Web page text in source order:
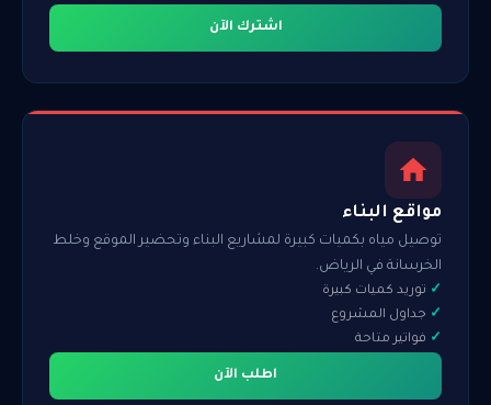
اشترك الآن
مواقع البناء
توصيل مياه بكميات كبيرة لمشاريع البناء وتحضير الموقع وخلط
الخرسانة في الرياض.
توريد كميات كبيرة
جداول المشروع
فواتير متاحة
اطلب الآن